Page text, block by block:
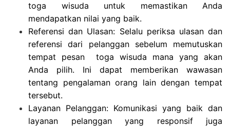
toga wisuda untuk memastikan Anda
mendapatkan nilai yang baik.
Referensi dan Ulasan: Selalu periksa ulasan dan
referensi dari pelanggan sebelum memutuskan
tempat pesan toga wisuda mana yang akan
Anda pilih. Ini dapat memberikan wawasan
tentang pengalaman orang lain dengan tempat
tersebut.
Layanan Pelanggan: Komunikasi yang baik dan
layanan pelanggan yang responsif juga